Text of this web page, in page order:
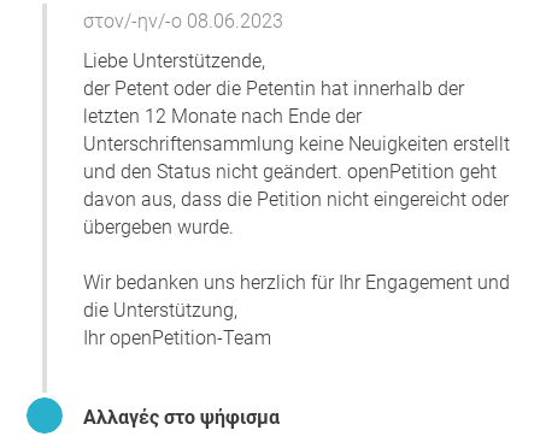
ΑμεΑ καθώς, δημιουργείται δυσμένεια ανάμεσα τους
όπως επίσης, και διεύρυνση της εργοθεραπείας στα
δημοτικά σχολεία και στα δημόσια νηπιαγωγεία πέραν
των υφιστάμενων ειδικών σχολείων στην Κύπρο.
στον/-ην/-ο 08.06.2023
Liebe Unterstützende,
der Petent oder die Petentin hat innerhalb der
letzten 12 Monate nach Ende der
Unterschriftensammlung keine Neuigkeiten erstellt
und den Status nicht geändert. openPetition geht
davon aus, dass die Petition nicht eingereicht oder
übergeben wurde.
Wir bedanken uns herzlich für Ihr Engagement und
die Unterstützung,
Ihr openPetition-Team
Αλλαγές στο ψήφισμα